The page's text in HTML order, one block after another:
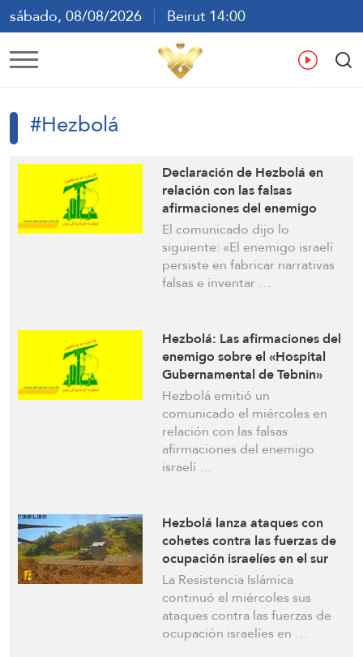
sábado, 08/08/2026
Beirut 14:00
ع En
#Hezbolá
Declaración de Hezbolá en
relación con las falsas
afirmaciones del enemigo
israelí sobre las fuerzas de la
FINUL
El comunicado dijo lo
siguiente: «El enemigo israelí
persiste en fabricar narrativas
falsas e inventar …
Hezbolá: Las afirmaciones del
enemigo sobre el «Hospital
Gubernamental de Tebnin»
son un intento de encubrir sus
ataques contra hospitales y
personal médico
Hezbolá emitió un
comunicado el miércoles en
relación con las falsas
afirmaciones del enemigo
israelí …
Hezbolá lanza ataques con
cohetes contra las fuerzas de
ocupación israelíes en el sur
del Líbano y el norte de
Palestina
La Resistencia Islámica
continuó el miércoles sus
ataques contra las fuerzas de
ocupación israelíes en …